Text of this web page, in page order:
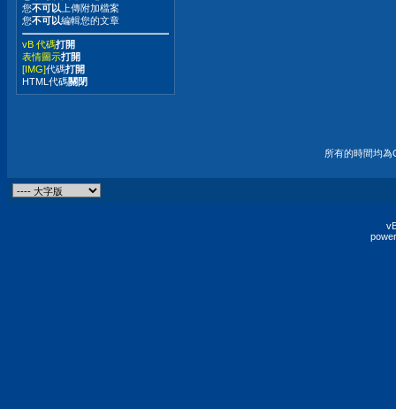
您不可以 上傳附加檔案
您不可以編輯您的文章
vB 代碼打開
表情圖示打開
[IMG]代碼打開
HTML代碼關閉
所有的時間均為